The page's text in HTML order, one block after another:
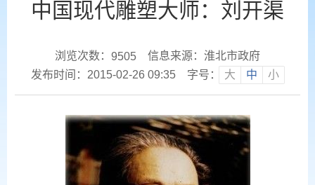
中国现代雕塑大师：刘开渠
浏览次数： 9505
信息来源：淮北市政府
发布时间：2015-02-26 09:35
字号： 大 中 小